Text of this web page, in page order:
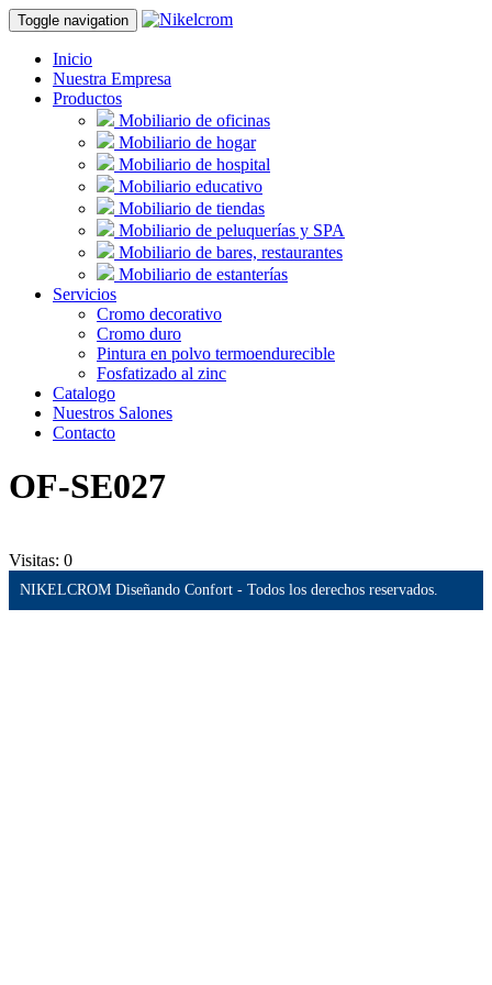
Toggle navigation
Inicio
Nuestra Empresa
Productos
Mobiliario de oficinas
Mobiliario de hogar
Mobiliario de hospital
Mobiliario educativo
Mobiliario de tiendas
Mobiliario de peluquerías y SPA
Mobiliario de bares, restaurantes
Mobiliario de estanterías
Servicios
Cromo decorativo
Cromo duro
Pintura en polvo termoendurecible
Fosfatizado al zinc
Catalogo
Nuestros Salones
Contacto
OF-SE027
Visitas: 0
NIKELCROM Diseñando Confort - Todos los derechos reservados.